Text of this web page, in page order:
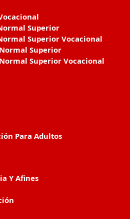
Superior
Superior Vocacional
Superior
Superior Vocacional
Para Adultos
Y Afines